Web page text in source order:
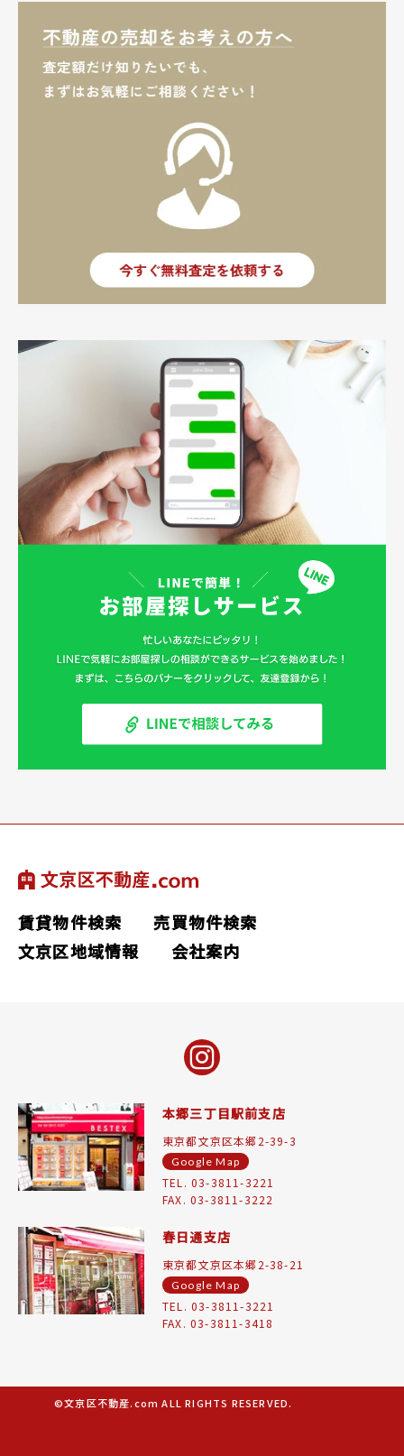
賃貸物件検索
売買物件検索
文京区地域情報
会社案内
本郷三丁目駅前支店
東京都文京区本郷2-39-3
Google Map
TEL. 03-3811-3221
FAX. 03-3811-3222
春日通支店
東京都文京区本郷2-38-21
Google Map
TEL. 03-3811-3221
FAX. 03-3811-3418
©文京区不動産.com ALL RIGHTS RESERVED.